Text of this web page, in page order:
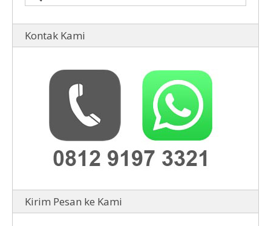
Kontak Kami
Kirim Pesan ke Kami